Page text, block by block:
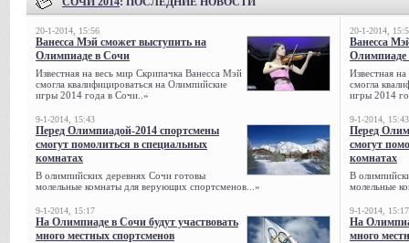
20-1-2014, 15:56
Ванесса Мэй сможет выступить на
Олимпиаде в Сочи
Известная на весь мир Скрипачка Ванесса Мэй
смогла квалифицироваться на Олимпийские
игры 2014 года в Сочи..»
9-1-2014, 15:43
Перед Олимпиадой-2014 спортсмены
смогут помолиться в специальных
комнатах
В олимпийских деревнях Сочи готовы
молельные комнаты для верующих спортсменов...»
9-1-2014, 15:17
На Олимпиаде в Сочи будут участвовать
много местных спортсменов
20-1-2014,
Ванесса
Олимпиаде
Известная
смогла
игры 2014
9-1-2014, 15:43
Перед
смогут
комнатах
В
молельные
9-1-2014, 15:17
На
много